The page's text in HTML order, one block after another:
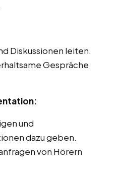
Diskussionen leiten.
Gespräche
und
dazu geben.
von Hörern